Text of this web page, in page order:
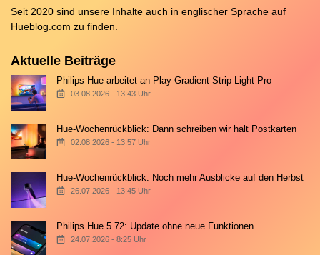
Seit 2020 sind unsere Inhalte auch in englischer Sprache auf
Hueblog.com zu finden.
Aktuelle Beiträge
Philips Hue arbeitet an Play Gradient Strip Light Pro
03.08.2026 - 13:43 Uhr
Hue-Wochenrückblick: Dann schreiben wir halt Postkarten
02.08.2026 - 13:57 Uhr
Hue-Wochenrückblick: Noch mehr Ausblicke auf den Herbst
26.07.2026 - 13:45 Uhr
Philips Hue 5.72: Update ohne neue Funktionen
24.07.2026 - 8:25 Uhr